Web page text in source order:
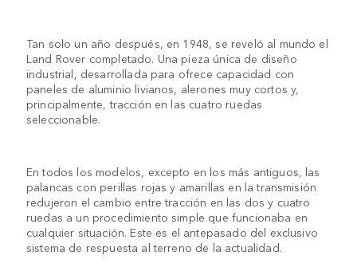
Tan solo un año después, en 1948, se reveló al mundo el
Land Rover completado. Una pieza única de diseño
industrial, desarrollada para ofrece capacidad con
paneles de aluminio livianos, alerones muy cortos y,
principalmente, tracción en las cuatro ruedas
seleccionable.
En todos los modelos, excepto en los más antiguos, las
palancas con perillas rojas y amarillas en la transmisión
redujeron el cambio entre tracción en las dos y cuatro
ruedas a un procedimiento simple que funcionaba en
cualquier situación. Este es el antepasado del exclusivo
sistema de respuesta al terreno de la actualidad.